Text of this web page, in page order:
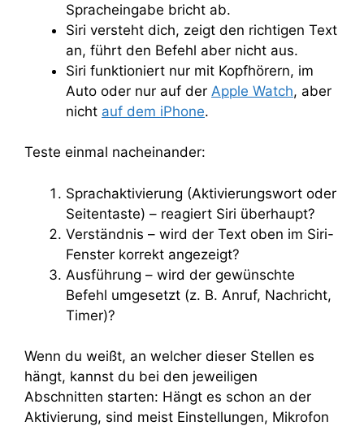
Spracheingabe bricht ab.
Siri versteht dich, zeigt den richtigen Text
an, führt den Befehl aber nicht aus.
Siri funktioniert nur mit Kopfhörern, im
Auto oder nur auf der Apple Watch, aber
nicht auf dem iPhone.
Teste einmal nacheinander:
Sprachaktivierung (Aktivierungswort oder
Seitentaste) – reagiert Siri überhaupt?
Verständnis – wird der Text oben im Siri-
Fenster korrekt angezeigt?
Ausführung – wird der gewünschte
Befehl umgesetzt (z. B. Anruf, Nachricht,
Timer)?
Wenn du weißt, an welcher dieser Stellen es
hängt, kannst du bei den jeweiligen
Abschnitten starten: Hängt es schon an der
Aktivierung, sind meist Einstellungen, Mikrofon